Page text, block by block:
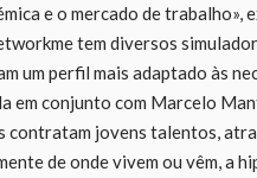
e o mercado de trabalho»,
tem diversos
um perfil mais adaptado às
em conjunto com Marcelo
contratam jovens talentos,
de onde vivem ou vêm, a